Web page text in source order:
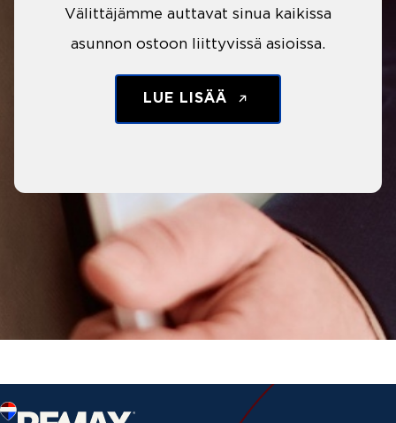
Välittäjämme auttavat sinua kaikissa
asunnon ostoon liittyvissä asioissa.
LUE LISÄÄ